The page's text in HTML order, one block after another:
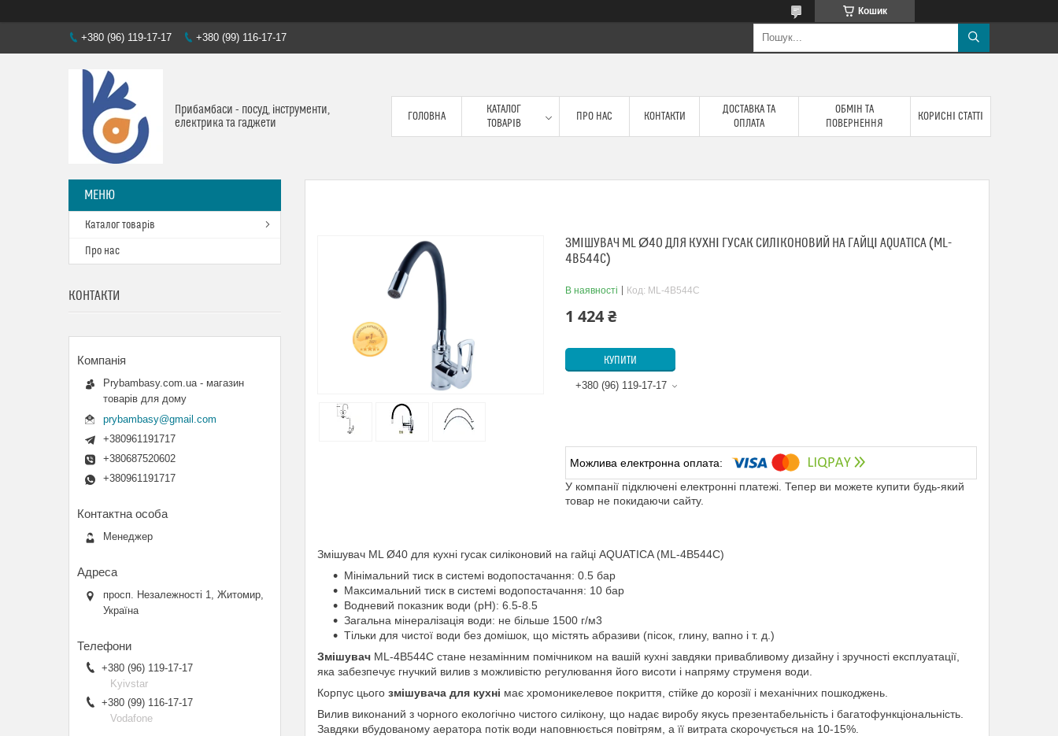
Кошик
+380 (96) 119-17-17 +380 (99) 116-17-17
Прибамбаси - посуд, інструменти,
електрика та гаджети
ГОЛОВНА
КАТАЛОГ
ТОВАРІВ
ПРО НАС КОНТАКТИ
ДОСТАВКА ТА
ОПЛАТА
ОБМІН ТА
ПОВЕРНЕННЯ
КОРИСНІ СТАТТІ
ЗМІШУВАЧ ML Ø40 ДЛЯ КУХНІ ГУСАК СИЛІКОНОВИЙ НА ГАЙЦІ AQUATICA (ML-
4B544C)
В наявності Код: ML-4B544C
1 424 ₴
КУПИТИ
+380 (96) 119-17-17
У компанії підключені електронні платежі. Тепер ви можете купити будь-який
товар не покидаючи сайту.
Змішувач ML Ø40 для кухні гусак силіконовий на гайці AQUATICA (ML-4B544C)
Мінімальний тиск в системі водопостачання: 0.5 бар
Максимальний тиск в системі водопостачання: 10 бар
Водневий показник води (pH): 6.5-8.5
Загальна мінералізація води: не більше 1500 г/м3
Тільки для чистої води без домішок, що містять абразиви (пісок, глину, вапно і т. д.)
Змішувач ML-4B544C стане незамінним помічником на вашій кухні завдяки привабливому дизайну і зручності експлуатації,
яка забезпечує гнучкий вилив з можливістю регулювання його висоти і напряму струменя води.
Корпус цього змішувача для кухні має хромоникелевое покриття, стійке до корозії і механічних пошкоджень.
Вилив виконаний з чорного екологічно чистого силікону, що надає виробу якусь презентабельність і багатофункціональність.
Завдяки вбудованому аератора потік води наповнюється повітрям, а її витрата скорочується на 10-15%.
Каталог товарів
Про нас
КОНТАКТИ
Prybambasy.com.ua - магазин
товарів для дому
prybambasy@gmail.com
+380961191717
+380687520602
+380961191717
Менеджер
просп. Незалежності 1, Житомир,
Україна
+380 (96) 119-17-17
Kyivstar
+380 (99) 116-17-17
Vodafone